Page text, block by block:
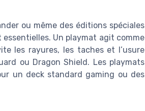
ou même des éditions spéciales
Un playmat agit comme
les rayures, les taches et l’usure
ou Dragon Shield. Les playmats
un deck standard gaming ou des